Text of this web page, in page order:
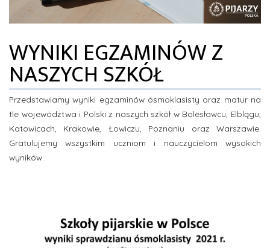
ZDJĘCIA
INFORMACJE
WYNIKI EGZAMINÓW Z
NASZYCH SZKÓŁ
Przedstawiamy wyniki egzaminów ósmoklasisty oraz matur na
tle województwa i Polski z naszych szkół w Bolesławcu, Elblągu,
Katowicach, Krakowie, Łowiczu, Poznaniu oraz Warszawie.
Gratulujemy wszystkim uczniom i nauczycielom wysokich
wyników.